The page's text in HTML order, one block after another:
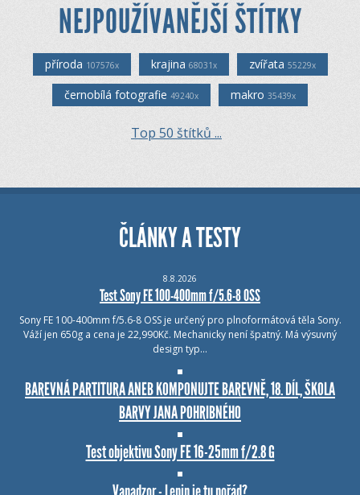
NEJPOUŽÍVANĚJŠÍ ŠTÍTKY
příroda 107576x krajina 68031x zvířata 55229x
černobílá fotografie 49240x makro 35439x
Top 50 štítků ...
ČLÁNKY A TESTY
8.8.2026
Test Sony FE 100-400mm f/5.6-8 OSS
Sony FE 100-400mm f/5.6-8 OSS je určený pro plnoformátová těla Sony.
Váží jen 650g a cena je 22,990Kč. Mechanicky není špatný. Má výsuvný
design typ…
BAREVNÁ PARTITURA ANEB KOMPONUJTE BAREVNĚ, 18. DÍL, ŠKOLA
BARVY JANA POHRIBNÉHO
Test objektivu Sony FE 16-25mm f/2.8 G